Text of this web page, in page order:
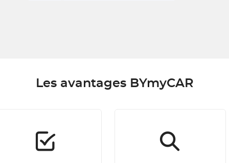
Les avantages BYmyCAR